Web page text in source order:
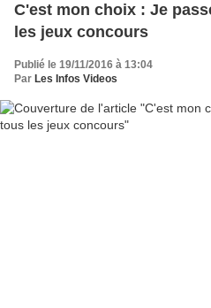
C'est mon choix : Je
les jeux concours
Publié le 19/11/2016 à 13:04
Par Les Infos Videos